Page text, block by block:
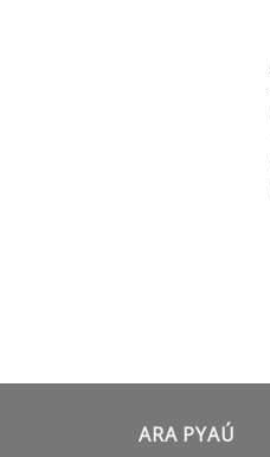
ARA PYAÚ